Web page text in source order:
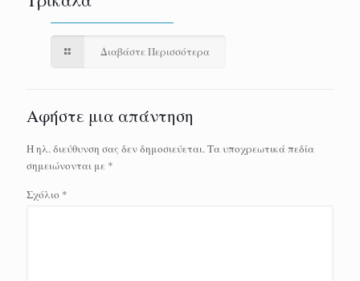
Διαβάστε Περισσότερα
Αφήστε μια απάντηση
Η ηλ. διεύθυνση σας δεν δημοσιεύεται.Τα υποχρεωτικά πεδία
σημειώνονται με *
Σχόλιο *